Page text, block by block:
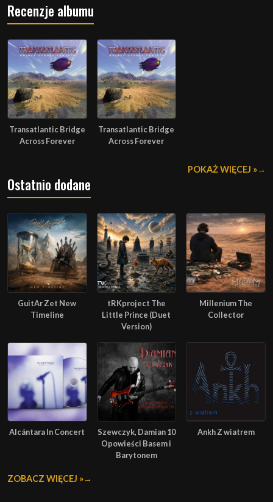
Recenzje albumu
Transatlantic Bridge
Across Forever
Transatlantic Bridge
Across Forever
POKAŻ WIĘCEJ »
Ostatnio dodane
GuitAr Zet New
Timeline
tRKproject The
Little Prince (Duet
Version)
Millenium The
Collector
Alcántara In Concert
Szewczyk, Damian 10
Opowieści Basem i
Barytonem
Ankh Z wiatrem
ZOBACZ WIĘCEJ »